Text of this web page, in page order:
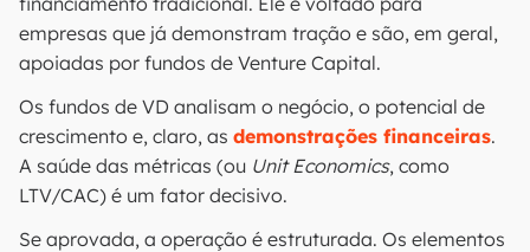
empresas que já demonstram tração e são, em geral,
apoiadas por fundos de Venture Capital.
Os fundos de VD analisam o negócio, o potencial de
crescimento e, claro, as demonstrações financeiras.
A saúde das métricas (ou Unit Economics, como
LTV/CAC) é um fator decisivo.
Se aprovada, a operação é estruturada. Os elementos